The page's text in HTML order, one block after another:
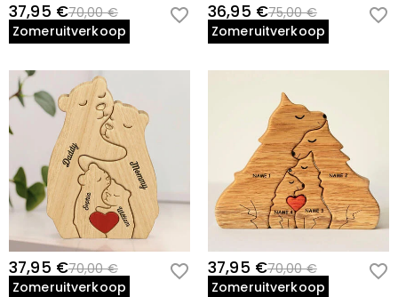
37,95 €70,00 €
Zomeruitverkoop
36,95 €75,00 €
Zomeruitverkoop
37,95 €70,00 €
Zomeruitverkoop
37,95 €70,00 €
Zomeruitverkoop